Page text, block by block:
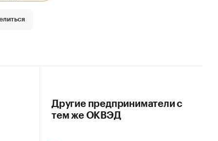
Другие предприниматели с
тем же ОКВЭД